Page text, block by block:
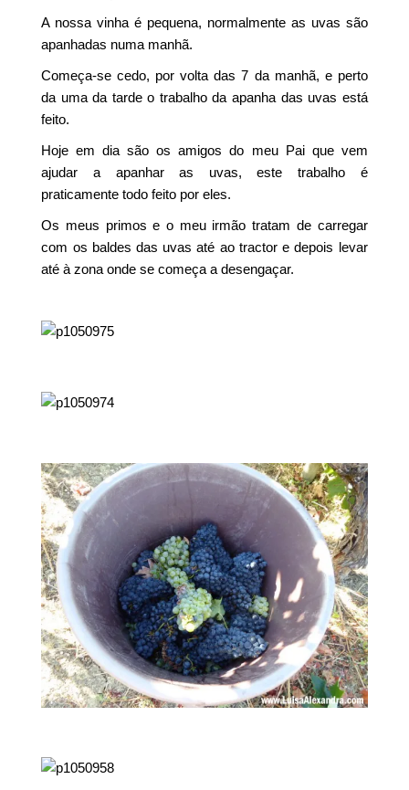
A nossa vinha é pequena, normalmente as uvas são
apanhadas numa manhã.
Começa-se cedo, por volta das 7 da manhã, e perto
da uma da tarde o trabalho da apanha das uvas está
feito.
Hoje em dia são os amigos do meu Pai que vem
ajudar a apanhar as uvas, este trabalho é
praticamente todo feito por eles.
Os meus primos e o meu irmão tratam de carregar
com os baldes das uvas até ao tractor e depois levar
até à zona onde se começa a desengaçar.